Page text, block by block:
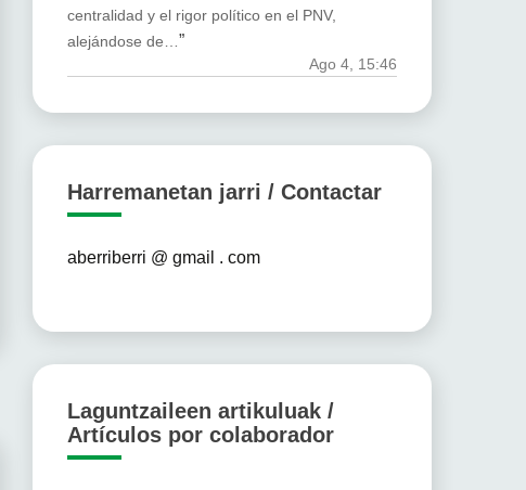
centralidad y el rigor político en el PNV,
alejándose de…”
Ago 4, 15:46
Harremanetan jarri / Contactar
aberriberri @ gmail . com
Laguntzaileen artikuluak /
Artículos por colaborador